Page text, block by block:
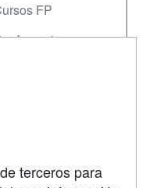
FP
terceros para